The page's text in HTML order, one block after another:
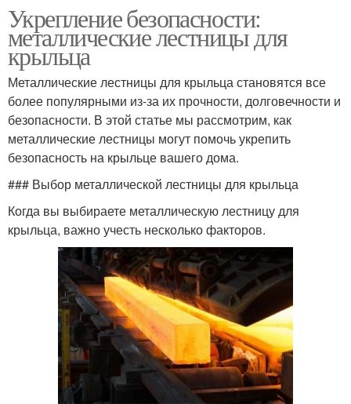
Укрепление безопасности:
металлические лестницы для
крыльца
Металлические лестницы для крыльца становятся все
более популярными из-за их прочности, долговечности и
безопасности. В этой статье мы рассмотрим, как
металлические лестницы могут помочь укрепить
безопасность на крыльце вашего дома.
### Выбор металлической лестницы для крыльца
Когда вы выбираете металлическую лестницу для
крыльца, важно учесть несколько факторов.